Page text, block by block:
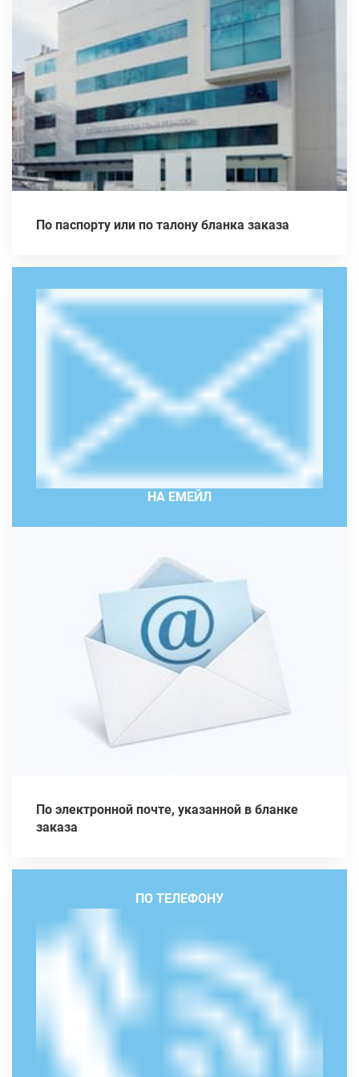
По паспорту или по талону бланка заказа
НА ЕМЕЙЛ
По электронной почте, указанной в бланке
заказа
ПО ТЕЛЕФОНУ